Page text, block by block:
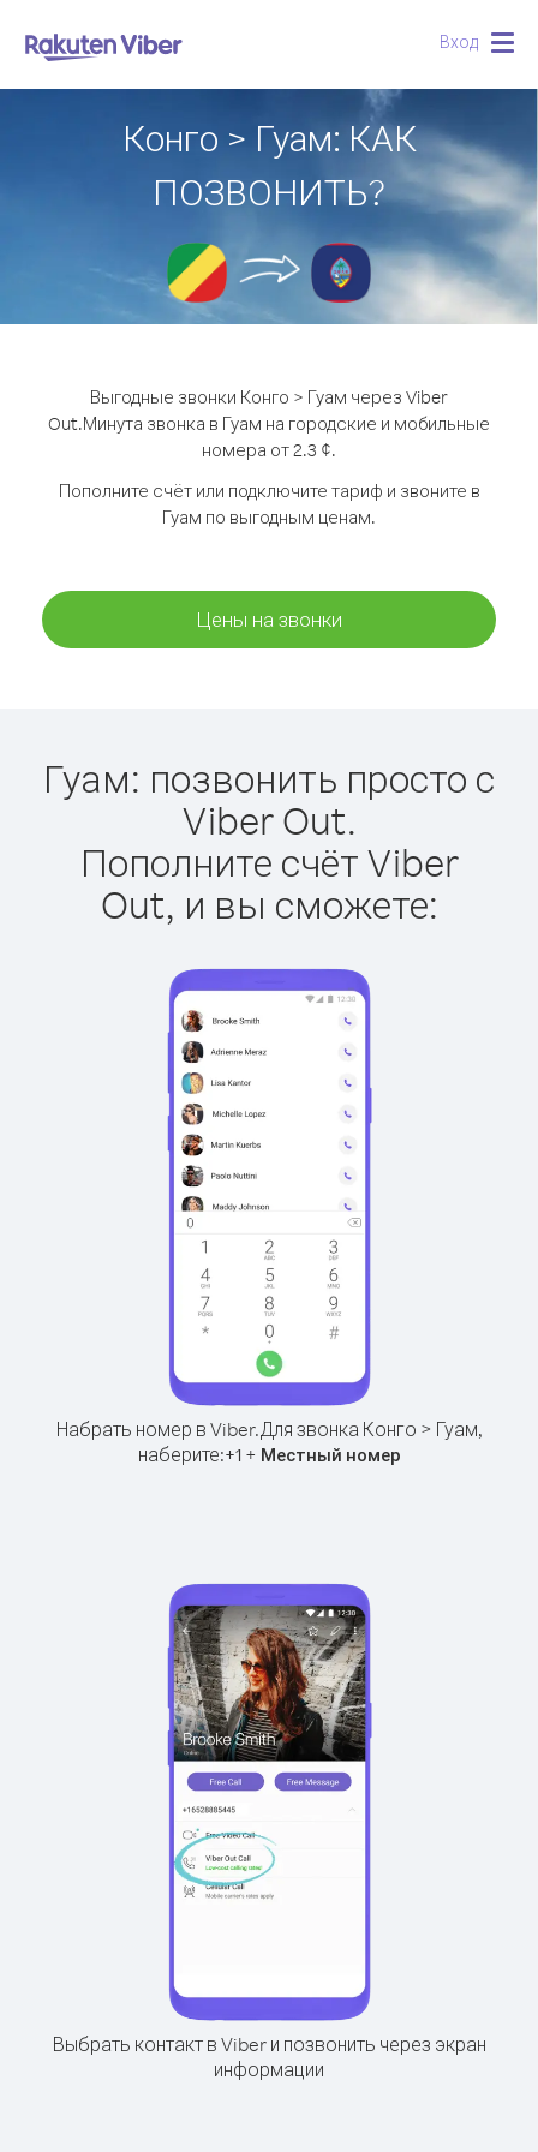
Вход
Конго > Гуам: КАК
ПОЗВОНИТЬ?
Выгодные звонки Конго > Гуам через Viber
Out.Минута звонка в Гуам на городские и мобильные
номера от 2.3 ¢.
Пополните счёт или подключите тариф и звоните в
Гуам по выгодным ценам.
Цены на звонки
Гуам: позвонить просто с
Viber Out.
Пополните счёт Viber
Out, и вы сможете:
Набрать номер в Viber.Для звонка Конго > Гуам,
наберите:+1+ Местный номер
Выбрать контакт в Viber и позвонить через экран
информации